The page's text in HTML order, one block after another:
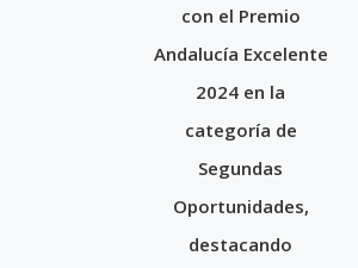
con el Premio
Andalucía Excelente
2024 en la
categoría de
Segundas
Oportunidades,
destacando